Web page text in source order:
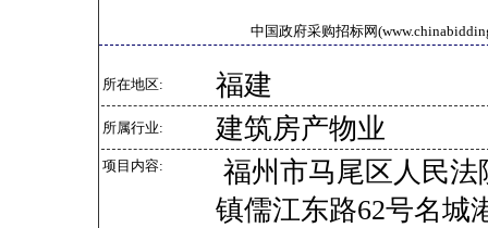
中国政府采购招标网
所在地区: 福建
所属行业: 建筑房产物业
项目内容:
福州市马尾区人民
镇儒江东路62号名城